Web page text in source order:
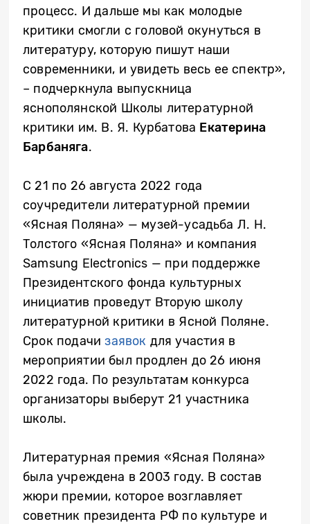
процесс. И дальше мы как молодые
критики смогли с головой окунуться в
литературу, которую пишут наши
современники, и увидеть весь ее спектр»,
– подчеркнула выпускница
яснополянской Школы литературной
критики им. В. Я. Курбатова Екатерина
Барбаняга.
С 21 по 26 августа 2022 года
соучредители литературной премии
«Ясная Поляна» — музей-усадьба Л. Н.
Толстого «Ясная Поляна» и компания
Samsung Electronics — при поддержке
Президентского фонда культурных
инициатив проведут Вторую школу
литературной критики в Ясной Поляне.
Срок подачизаявок для участия в
мероприятии был продлен до 26 июня
2022 года. По результатам конкурса
организаторы выберут 21 участника
школы.
Литературная премия «Ясная Поляна»
была учреждена в 2003 году. В состав
жюри премии, которое возглавляет
советник президента РФ по культуре и